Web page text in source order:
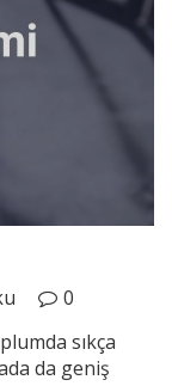
0
sıkça
da geniş